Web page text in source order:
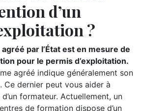
d’un
?
par l’État est en mesure de
pour le permis d’exploitation.
agréé indique généralement son
Ce dernier peut vous aider à
formateur. Actuellement, un
de formation dispose d’un